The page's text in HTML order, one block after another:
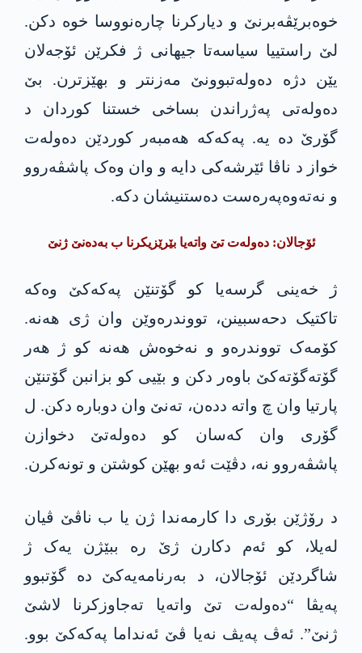
خوەبرێڤەبرنێ و دیارکرنا چارەنووسا خوە دکن.
لێ راستییا سیاسەتا جیھانی ژ فکرێن ئۆجەلان
یێن دژە دەولەتبوونێ مەزنتر و بھێزترن. بێ
دەولەتی پەژراندن بساخی خستنا کوردان د
گۆرێ دە یە. پەکەکە ھەمبەر کوردێن دەولەت
خواز د ناڤا ئێرشەکی دایە و وان وەک پاشڤەروو
و نەتەوەپەرەست دەستنیشان دکە.
ئۆجالان: دەولەت تێ واتەیا بێرێزیکرنا ب بەدەنێ ژنێ
ژ خەینی گرسەیا کو گۆتنێن پەکەکێ وەکە
تاکتیک دحەسبینن، تووندرەوێن وان ژی ھەنە.
کۆمەک تووندرەو و نەخوەش ھەنە کو ژ ھەر
گۆتەگۆتەکێ باوەر دکن و بێیی کو بزانبن گۆتنێن
پارتیا وان چ واتە ددەن، تەنێ وان دوبارە دکن. ل
گۆری وان کەسان کو دەولەتێ دخوازن
پاشڤەروو نە، دڤێت ئەو بهێن کوشتن و تونەکرن.
د رۆژێن بۆری دا کارمەندا ژن یا ب ناڤێ ڤیان
لەیلا، کو ئەم دکارن ژێ رە ببێژن یەک ژ
شاگردێن ئۆجالان، د بەرنامەیەکێ دە گۆتبوو
پەیڤا “دەولەت تێ واتەیا تەجاوزکرنا لاشێ
ژنێ”. ئەڤ پەیڤ نەیا ڤێ ئەنداما پەکەکێ بوو.